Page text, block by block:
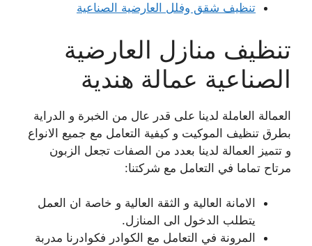
تنظيف شقق وفلل العارضية الصناعية
تنظيف منازل العارضية
الصناعية عمالة هندية
العمالة العاملة لدينا على قدر عال من الخبرة و الدراية
بطرق تنظيف الموكيت و كيفية التعامل مع جميع الانواع
و تتميز العمالة لدينا بعدد من الصفات تجعل الزبون
مرتاح تماما في التعامل مع شركتنا:
الامانة العالية و الثقة العالية و خاصة ان العمل
يتطلب الدخول الى المنازل.
المرونة في التعامل مع الكوادر فكوادرنا مدربة